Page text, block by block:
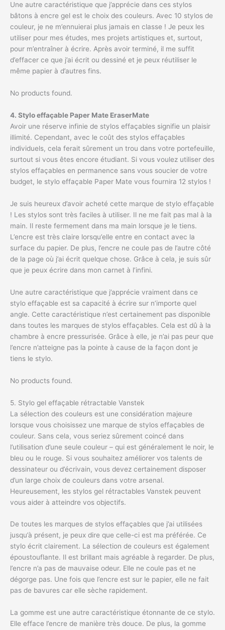
Une autre caractéristique que j’apprécie dans ces stylos
bâtons à encre gel est le choix des couleurs. Avec 10 stylos de
couleur, je ne m’ennuierai plus jamais en classe ! Je peux les
utiliser pour mes études, mes projets artistiques et, surtout,
pour m’entraîner à écrire. Après avoir terminé, il me suffit
d’effacer ce que j’ai écrit ou dessiné et je peux réutiliser le
même papier à d’autres fins.
No products found.
4. Stylo effaçable Paper Mate EraserMate
Avoir une réserve infinie de stylos effaçables signifie un plaisir
illimité. Cependant, avec le coût des stylos effaçables
individuels, cela ferait sûrement un trou dans votre portefeuille,
surtout si vous êtes encore étudiant. Si vous voulez utiliser des
stylos effaçables en permanence sans vous soucier de votre
budget, le stylo effaçable Paper Mate vous fournira 12 stylos !
Je suis heureux d’avoir acheté cette marque de stylo effaçable
! Les stylos sont très faciles à utiliser. Il ne me fait pas mal à la
main. Il reste fermement dans ma main lorsque je le tiens.
L’encre est très claire lorsqu’elle entre en contact avec la
surface du papier. De plus, l’encre ne coule pas de l’autre côté
de la page où j’ai écrit quelque chose. Grâce à cela, je suis sûr
que je peux écrire dans mon carnet à l’infini.
Une autre caractéristique que j’apprécie vraiment dans ce
stylo effaçable est sa capacité à écrire sur n’importe quel
angle. Cette caractéristique n’est certainement pas disponible
dans toutes les marques de stylos effaçables. Cela est dû à la
chambre à encre pressurisée. Grâce à elle, je n’ai pas peur que
l’encre n’atteigne pas la pointe à cause de la façon dont je
tiens le stylo.
No products found.
5. Stylo gel effaçable rétractable Vanstek
La sélection des couleurs est une considération majeure
lorsque vous choisissez une marque de stylos effaçables de
couleur. Sans cela, vous seriez sûrement coincé dans
l’utilisation d’une seule couleur – qui est généralement le noir, le
bleu ou le rouge. Si vous souhaitez améliorer vos talents de
dessinateur ou d’écrivain, vous devez certainement disposer
d’un large choix de couleurs dans votre arsenal.
Heureusement, les stylos gel rétractables Vanstek peuvent
vous aider à atteindre vos objectifs.
De toutes les marques de stylos effaçables que j’ai utilisées
jusqu’à présent, je peux dire que celle-ci est ma préférée. Ce
stylo écrit clairement. La sélection de couleurs est également
époustouflante. Il est brillant mais agréable à regarder. De plus,
l’encre n’a pas de mauvaise odeur. Elle ne coule pas et ne
dégorge pas. Une fois que l’encre est sur le papier, elle ne fait
pas de bavures car elle sèche rapidement.
La gomme est une autre caractéristique étonnante de ce stylo.
Elle efface l’encre de manière très douce. De plus, la gomme